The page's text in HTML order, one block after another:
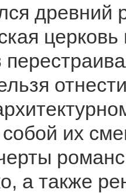
древний
собой их
а также